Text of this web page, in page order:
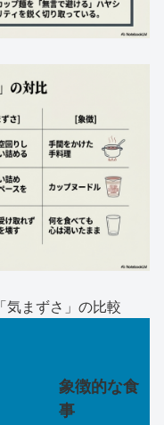
気まずさ」の比較
象徴的な食
事